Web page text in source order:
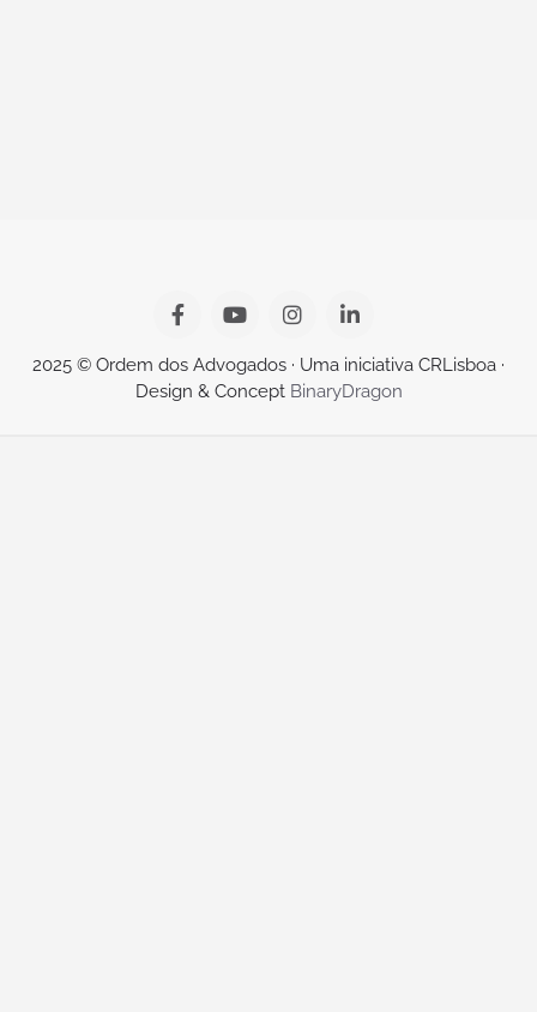
2025 © Ordem dos Advogados · Uma iniciativa CRLisboa ·
Design & Concept BinaryDragon